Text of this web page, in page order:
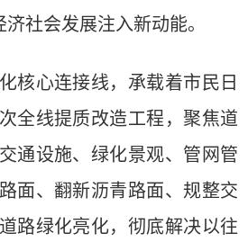
社会发展注入新动能。
心连接线，承载着市民日
全线提质改造工程，聚焦道
通设施、绿化景观、管网管
面、翻新沥青路面、规整交
路绿化亮化，彻底解决以往